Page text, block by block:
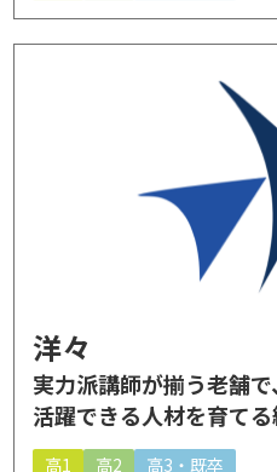
洋々
実力派講師が揃う老舗
活躍できる人材を育て
高1 高2 高3・既卒